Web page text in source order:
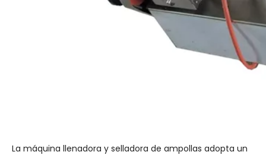
La máquina llenadora y selladora de ampollas adopta un